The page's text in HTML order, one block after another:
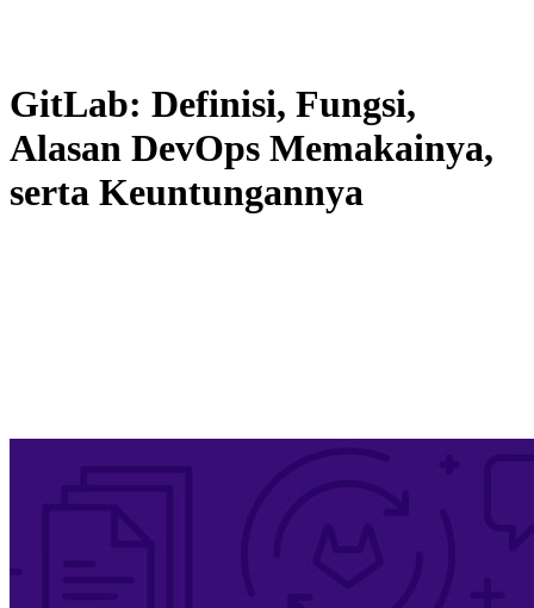
GitLab: Definisi, Fungsi,
Alasan DevOps Memakainya,
serta Keuntungannya